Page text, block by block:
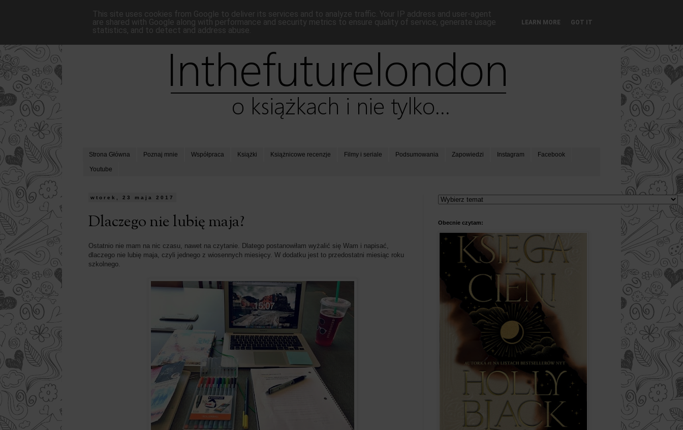
Strona Główna Poznaj mnie Współpraca Książki Książnicowe recenzje Filmy i seriale Podsumowania Zapowiedzi Instagram Facebook
Youtube
wtorek, 23 maja 2017
Dlaczego nie lubię maja?
Ostatnio nie mam na nic czasu, nawet na czytanie. Dlatego postanowiłam wyżalić się Wam i napisać,
dlaczego nie lubię maja, czyli jednego z wiosennych miesięcy. W dodatku jest to przedostatni miesiąc roku
szkolnego.
Obecnie czytam:
This site uses cookies from Google to deliver its services and to analyze traffic. Your IP address and user-agent
are shared with Google along with performance and security metrics to ensure quality of service, generate usage
statistics, and to detect and address abuse.
LEARN MORE GOT IT